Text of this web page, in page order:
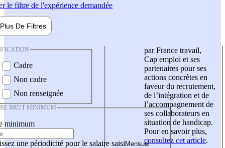
le filtre de l'expérience demandée
Plus De Filtres
Cadre
Non cadre
Non renseignée
BRUT MINIMUM
minimum
une périodicité pour le salaire saisi
par France travail,
Cap emploi et ses
partenaires pour ses
actions concrètes en
faveur du recrutement,
de l’intégration et de
l’accompagnement de
ses collaborateurs en
situation de handicap.
Pour en savoir plus,
consultez cet article.